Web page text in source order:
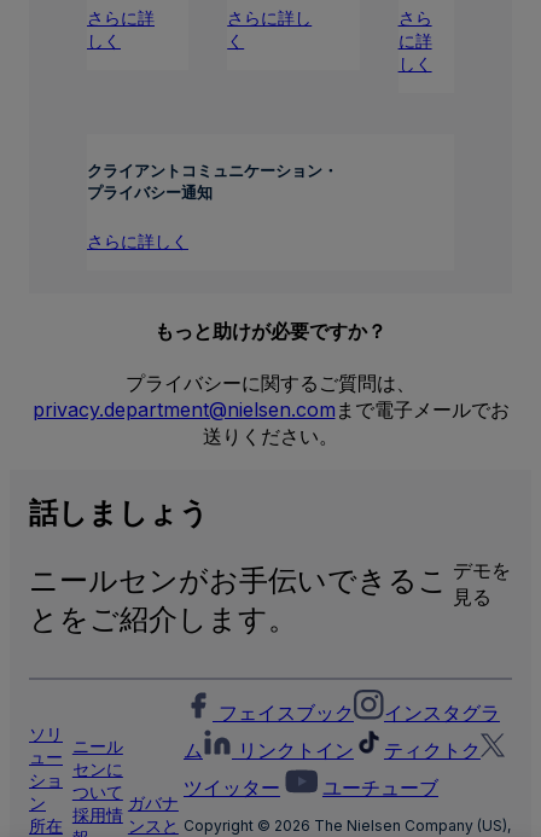
さらに詳
しく
さらに詳し
く
さら
に詳
しく
クライアントコミュニケーション・
プライバシー通知
さらに詳しく
もっと助けが必要ですか？
プライバシーに関するご質問は、
privacy.department@nielsen.com まで電子メールでお
送りください。
話しましょう
ニールセンがお手伝いできるこ
とをご紹介します。
デモを
見る
ソリ
ュー
ショ
ン
所在
ニール
センに
ついて
採用情
ガバナ
ンスと
フェイスブック
インスタグラ
ム
リンクトイン
ティクトク
ツイッター
ユーチューブ
Copyright © 2026 The Nielsen Company (US),